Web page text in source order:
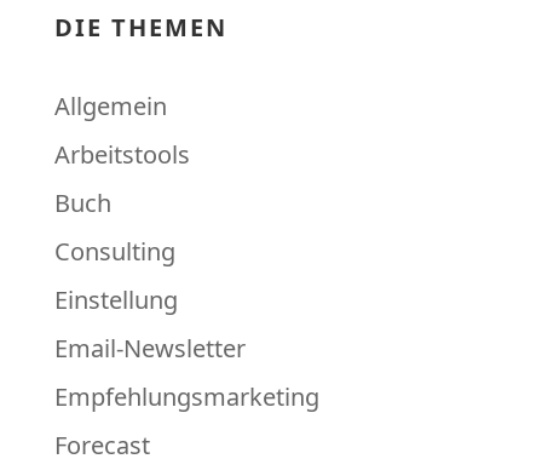
DIE THEMEN
Allgemein
Arbeitstools
Buch
Consulting
Einstellung
Email-Newsletter
Empfehlungsmarketing
Forecast